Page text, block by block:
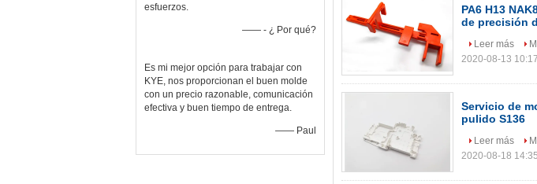
esfuerzos.
—— - ¿ Por qué?
Es mi mejor opción para trabajar con
KYE, nos proporcionan el buen molde
con un precio razonable, comunicación
efectiva y buen tiempo de entrega.
—— Paul
PA6 H13
de precisión
Leer más
2020-08-13
Servicio de
pulido S136
Leer más
2020-08-18